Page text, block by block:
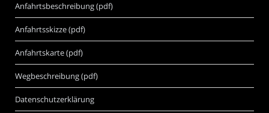
Anfahrtsbeschreibung (pdf)
Anfahrtsskizze (pdf)
Anfahrtskarte (pdf)
Wegbeschreibung (pdf)
Datenschutzerklärung